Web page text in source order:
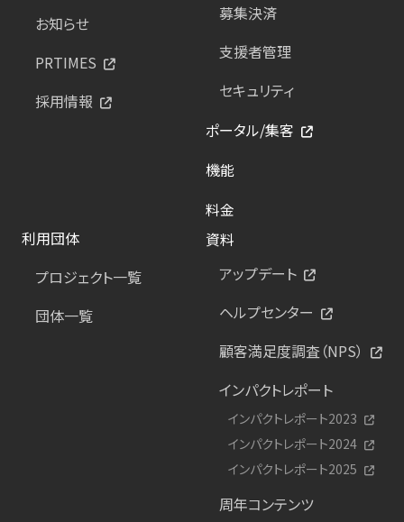
お知らせ
PRTIMES
採用情報
募集決済
支援者管理
セキュリティ
ポータル/集客
機能
料金
利用団体
プロジェクト一覧
団体一覧
資料
アップデート
ヘルプセンター
顧客満足度調査（NPS）
インパクトレポート
インパクトレポート2023
インパクトレポート2024
インパクトレポート2025
周年コンテンツ